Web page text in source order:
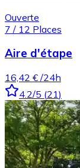
Ouverte
7 / 12 Places
Aire d'étape
16,42 € /24h
4.2/5 (21)